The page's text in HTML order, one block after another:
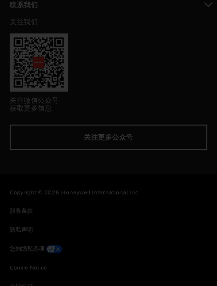
联系我们
toggle view
关注我们
关注微信公众号
获取更多信息
关注更多公众号
Copyright © 2026 Honeywell International Inc
服务条款
隐私声明
您的隐私选项
Cookie Notice